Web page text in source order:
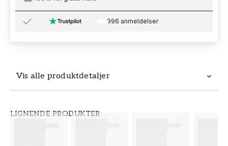
Vis alle produktdetaljer
LIGNENDE PRODUKTER
996 anmeldelser